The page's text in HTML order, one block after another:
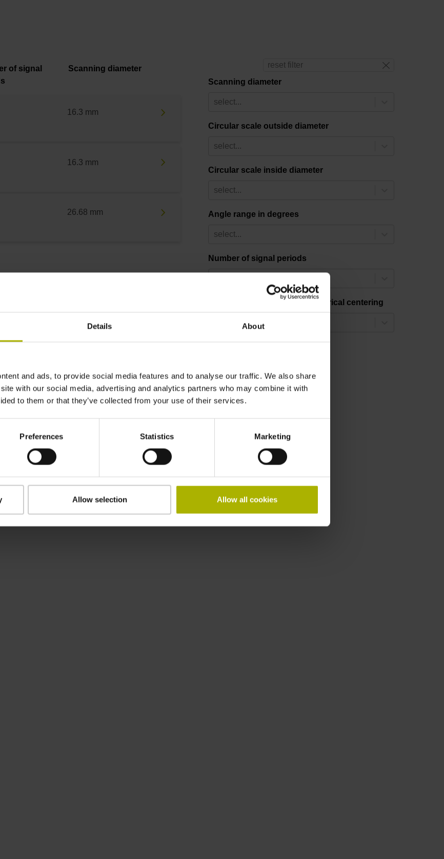
Details About
and ads, to provide social media features and to analyse our traffic. We also share
with our social media, advertising and analytics partners who may combine it with
to them or that they’ve collected from your use of their services.
Preferences Statistics Marketing
Allow selection Allow all cookies
reset filter
Scanning diameter
select...
Circular scale outside diameter
select...
Circular scale inside diameter
select...
Angle range in degrees
select...
Number of signal periods
Graduation accuracy with electrical centering
of signal
Scanning diameter
16.3 mm
16.3 mm
26.68 mm